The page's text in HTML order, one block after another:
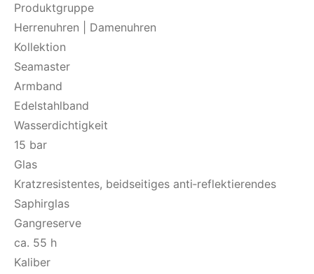
Produktgruppe
Herrenuhren | Damenuhren
Kollektion
Seamaster
Armband
Edelstahlband
Wasserdichtigkeit
15 bar
Glas
Kratzresistentes, beidseitiges anti‑reflektierendes
Saphirglas
Gangreserve
ca. 55 h
Kaliber